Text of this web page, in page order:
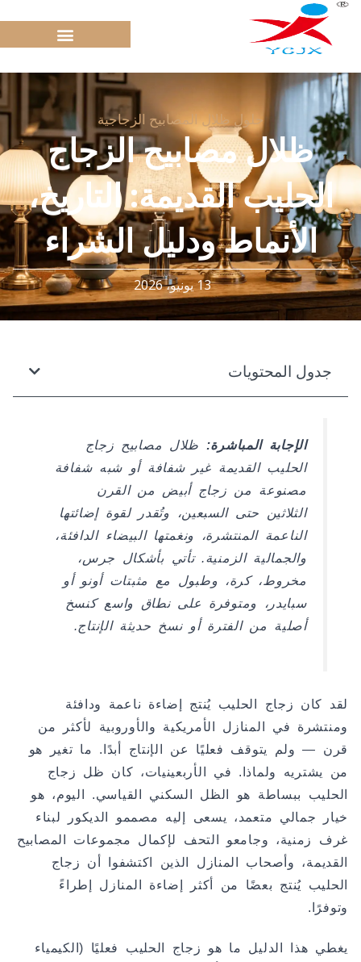
تخطي
المحتوى
حلول ظلال المصابيح الزجاجية
ظلال مصابيح الزجاج
الحليب القديمة: التاريخ،
الأنماط ودليل الشراء
13 يونيو، 2026
جدول المحتويات
الإجابة المباشرة: ظلال مصابيح زجاج
الحليب القديمة غير شفافة أو شبه شفافة
مصنوعة من زجاج أبيض من القرن
الثلاثين حتى السبعين، وتُقدر لقوة إضائتها
الناعمة المنتشرة، ونغمتها البيضاء الدافئة،
والجمالية الزمنية. تأتي بأشكال جرس،
مخروط، كرة، وطبول مع مثبتات أونو أو
سبايدر، ومتوفرة على نطاق واسع كنسخ
أصلية من الفترة أو نسخ حديثة الإنتاج.
لقد كان زجاج الحليب يُنتج إضاءة ناعمة ودافئة
ومنتشرة في المنازل الأمريكية والأوروبية لأكثر من
قرن — ولم يتوقف فعليًا عن الإنتاج أبدًا. ما تغير هو
من يشتريه ولماذا. في الأربعينيات، كان ظل زجاج
الحليب ببساطة هو الظل السكني القياسي. اليوم، هو
خيار جمالي متعمد، يسعى إليه مصممو الديكور لبناء
غرف زمنية، وجامعو التحف لإكمال مجموعات المصابيح
القديمة، وأصحاب المنازل الذين اكتشفوا أن زجاج
الحليب يُنتج بعضًا من أكثر إضاءة المنازل إطراءً
وتوفرًا.
يغطي هذا الدليل ما هو زجاج الحليب فعليًا (الكيمياء